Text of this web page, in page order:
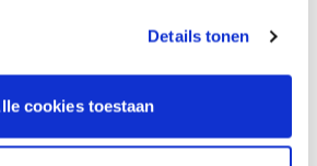
Details tonen
cookies toestaan
(lu-ve), livré dans les 2 à 3